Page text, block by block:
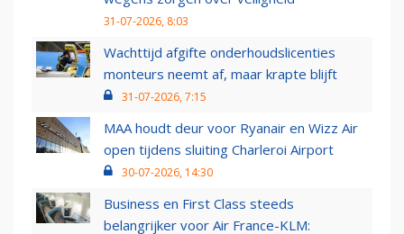
31-07-2026, 8:03
Wachttijd afgifte onderhoudslicenties
monteurs neemt af, maar krapte blijft
31-07-2026, 7:15
MAA houdt deur voor Ryanair en Wizz Air
open tijdens sluiting Charleroi Airport
30-07-2026, 14:30
Business en First Class steeds
belangrijker voor Air France-KLM: